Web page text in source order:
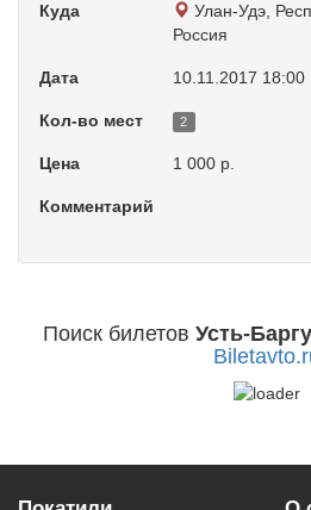
Куда
Улан-Удэ,
Россия
Дата 10.11.2017 18:00
Кол-во мест 2
Цена 1 000 р.
Комментарий
Поиск билетов Усть-